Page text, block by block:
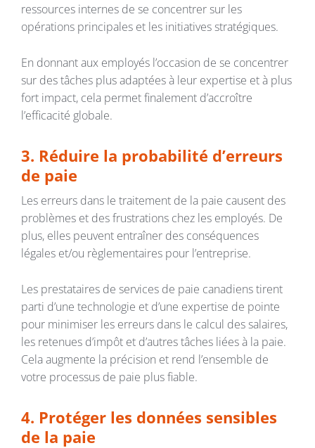
ressources internes de se concentrer sur les
opérations principales et les initiatives stratégiques.
En donnant aux employés l’occasion de se concentrer
sur des tâches plus adaptées à leur expertise et à plus
fort impact, cela permet finalement d’accroître
l’efficacité globale.
3. Réduire la probabilité d’erreurs
de paie
Les erreurs dans le traitement de la paie causent des
problèmes et des frustrations chez les employés. De
plus, elles peuvent entraîner des conséquences
légales et/ou règlementaires pour l’entreprise.
Les prestataires de services de paie canadiens tirent
parti d’une technologie et d’une expertise de pointe
pour minimiser les erreurs dans le calcul des salaires,
les retenues d’impôt et d’autres tâches liées à la paie.
Cela augmente la précision et rend l’ensemble de
votre processus de paie plus fiable.
4. Protéger les données sensibles
de la paie